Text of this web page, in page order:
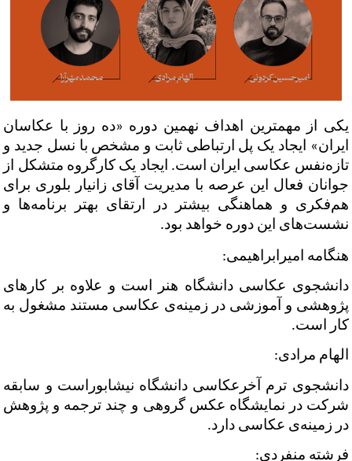
یکی از مهمترین اهداف نهمین دوره «ده روز با عکاسان
ایران» ایجاد یک پل ارتباطی ثابت و مشخص با نسل جدید و
تازه‌نفس عکاسی ایران است. ایجاد یک کارگروه متشکل از
جوانان فعال این عرصه با مدیریت آقای زانیار بلوری برای
هم‌فکری و هماهنگی بیشتر در ارتقای بهتر برنامه‌ها و
نشست‌های این دوره خواهد بود.
هنگامه ‌امیرابراهیمی:
دانشجوی عکاسی دانشگاه هنر است و علاوه بر کارهای
پژوهشی و آموزشی در زمینهی عکاسی مستند مشغول به
کار است.
الهام مرادی:
دانشجوی ترم آخرعکاسی دانشگاه نیشابوراست و سابقه
شرکت در نمایشگاه عکس گروهی و چند ترجمه و پژوهش
در زمینه‌ی عکاسی دارد.
فرشته منفردی: